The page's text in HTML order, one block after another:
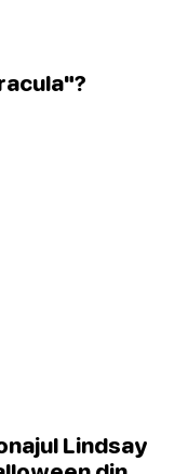
Lindsay